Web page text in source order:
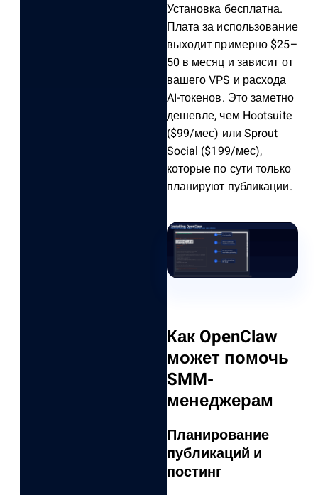
Установка бесплатна.
Плата за использование
выходит примерно $25–
50 в месяц и зависит от
вашего VPS и расхода
AI-токенов. Это заметно
дешевле, чем Hootsuite
($99/мес) или Sprout
Social ($199/мес),
которые по сути только
планируют публикации.
Как OpenClaw
может помочь
SMM-
менеджерам
Планирование
публикаций и
постинг